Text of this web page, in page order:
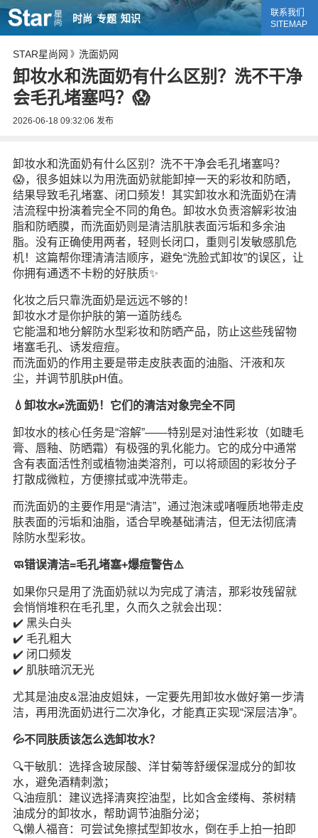
时尚 专题 知识
联系我们
SITEMAP
STAR星尚网 》 洗面奶网
卸妆水和洗面奶有什么区别？洗不干净
会毛孔堵塞吗？😱
2026-06-18 09:32:06 发布
卸妆水和洗面奶有什么区别？洗不干净会毛孔堵塞吗？
😱，很多姐妹以为用洗面奶就能卸掉一天的彩妆和防晒，
结果导致毛孔堵塞、闭口频发！其实卸妆水和洗面奶在清
洁流程中扮演着完全不同的角色。卸妆水负责溶解彩妆油
脂和防晒膜，而洗面奶则是清洁肌肤表面污垢和多余油
脂。没有正确使用两者，轻则长闭口，重则引发敏感肌危
机！这篇帮你理清清洁顺序，避免“洗脸式卸妆”的误区，让
你拥有通透不卡粉的好肤质✨
化妆之后只靠洗面奶是远远不够的！
卸妆水才是你护肤的第一道防线💪
它能温和地分解防水型彩妆和防晒产品，防止这些残留物
堵塞毛孔、诱发痘痘。
而洗面奶的作用主要是带走皮肤表面的油脂、汗液和灰
尘，并调节肌肤pH值。
💧卸妆水≠洗面奶！它们的清洁对象完全不同
卸妆水的核心任务是“溶解”——特别是对油性彩妆（如睫毛
膏、唇釉、防晒霜）有极强的乳化能力。它的成分中通常
含有表面活性剂或植物油类溶剂，可以将顽固的彩妆分子
打散成微粒，方便擦拭或冲洗带走。
而洗面奶的主要作用是“清洁”，通过泡沫或啫喱质地带走皮
肤表面的污垢和油脂，适合早晚基础清洁，但无法彻底清
除防水型彩妆。
🧼错误清洁=毛孔堵塞+爆痘警告⚠️
如果你只是用了洗面奶就以为完成了清洁，那彩妆残留就
会悄悄堆积在毛孔里，久而久之就会出现：
✔️ 黑头白头
✔️ 毛孔粗大
✔️ 闭口频发
✔️ 肌肤暗沉无光
尤其是油皮&混油皮姐妹，一定要先用卸妆水做好第一步清
洁，再用洗面奶进行二次净化，才能真正实现“深层洁净”。
💦不同肤质该怎么选卸妆水？
🔍干敏肌：选择含玻尿酸、洋甘菊等舒缓保湿成分的卸妆
水，避免酒精刺激；
🔍油痘肌：建议选择清爽控油型，比如含金缕梅、茶树精
油成分的卸妆水，帮助调节油脂分泌；
🔍懒人福音：可尝试免擦拭型卸妆水，倒在手上拍一拍即